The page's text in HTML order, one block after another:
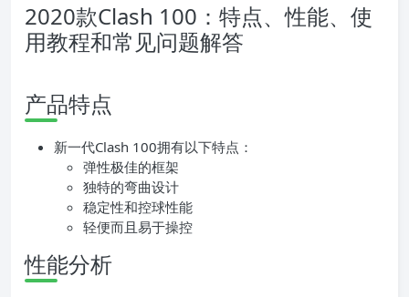
2020款Clash 100：特点、性能、使
用教程和常见问题解答
产品特点
新一代Clash 100拥有以下特点：
弹性极佳的框架
独特的弯曲设计
稳定性和控球性能
轻便而且易于操控
性能分析